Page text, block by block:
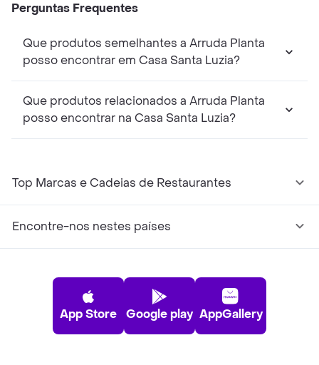
Perguntas Frequentes
Que produtos semelhantes a Arruda Planta
posso encontrar em Casa Santa Luzia?
Que produtos relacionados a Arruda Planta
posso encontrar na Casa Santa Luzia?
Top Marcas e Cadeias de Restaurantes
Encontre-nos nestes países
App Store Google play AppGallery